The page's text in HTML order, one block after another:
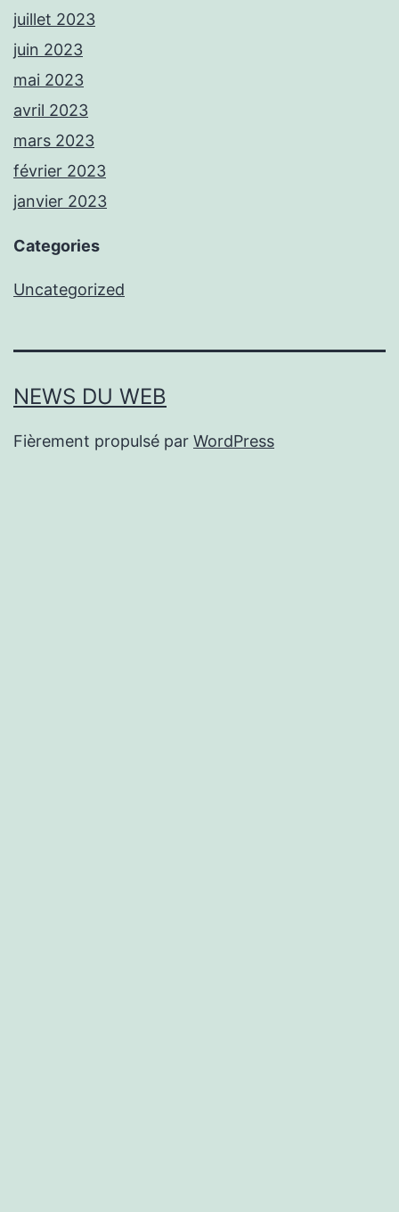
juillet 2023
juin 2023
mai 2023
avril 2023
mars 2023
février 2023
janvier 2023
Categories
Uncategorized
NEWS DU WEB
Fièrement propulsé par WordPress